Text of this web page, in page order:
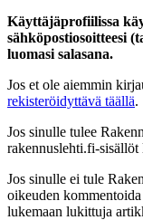
Käyttäjäprofiilissa
sähköpostiosoitteesi
luomasi salasana.
Jos et ole aiemmin
rekisteröidyttävä täällä.
Jos sinulle tulee
rakennuslehti.fi-sisällöt
Jos sinulle ei tule
oikeuden
lukemaan lukittuja